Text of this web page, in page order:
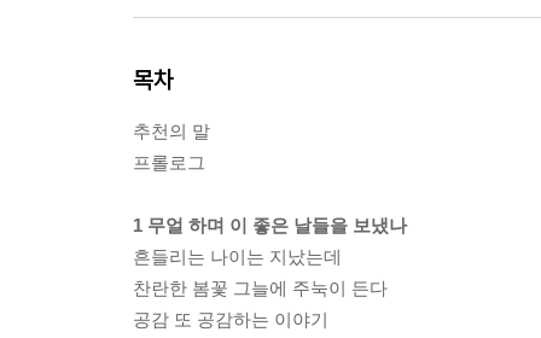
목차
추천의 말
프롤로그
1 무얼 하며 이 좋은 날들을 보냈나
흔들리는 나이는 지났는데
찬란한 봄꽃 그늘에 주눅이 든다
공감 또 공감하는 이야기